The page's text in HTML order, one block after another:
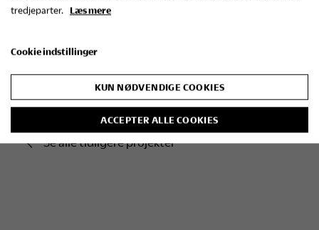
Se alle tidligere projekter
tredjeparter. Læs mere
Cookie indstillinger
KUN NØDVENDIGE COOKIES
ACCEPTER ALLE COOKIES